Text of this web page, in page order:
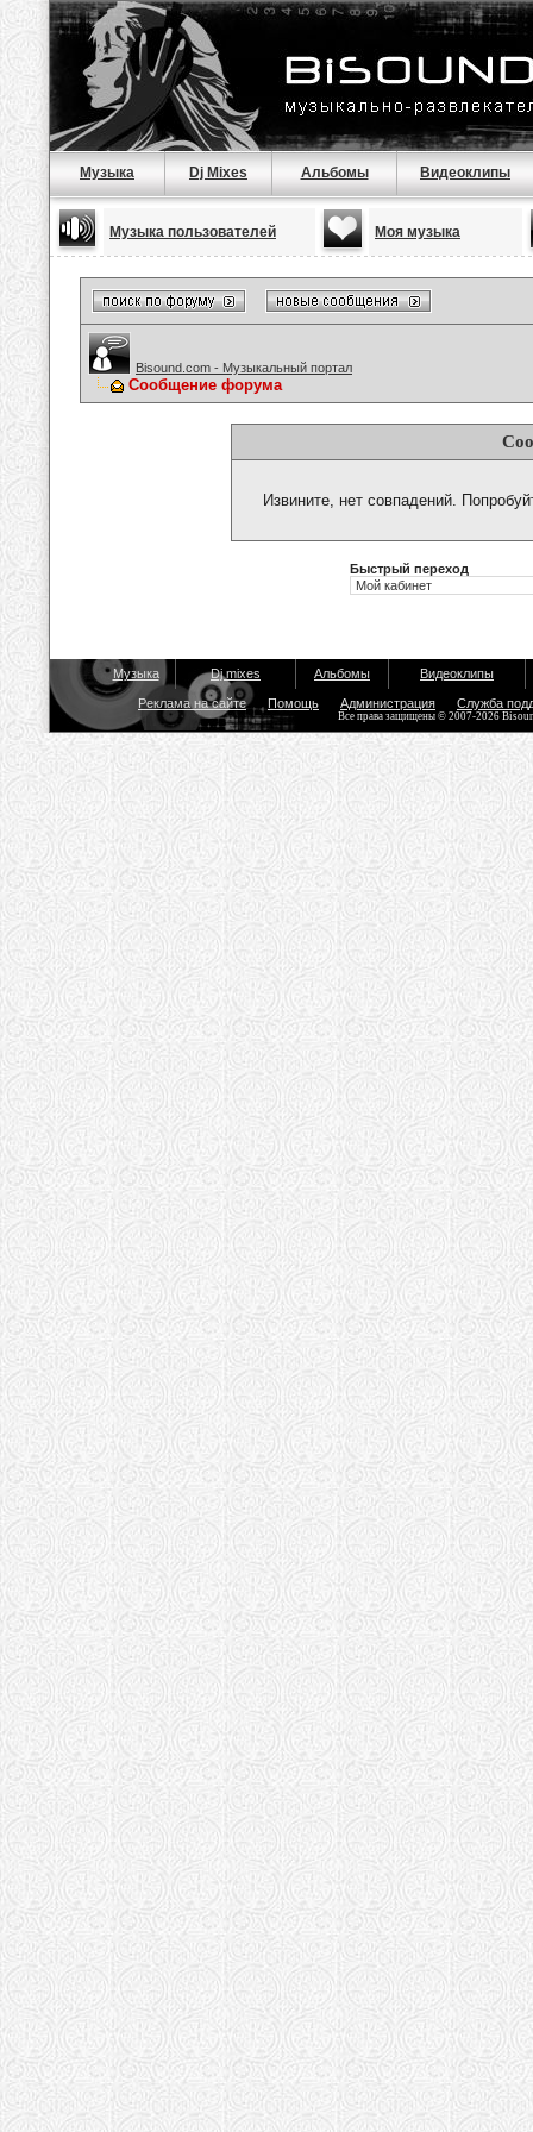
Музыка Dj Mixes Альбомы Видеоклипы
Музыка пользователей Моя музыка
Bisound.com - Музыкальный портал
Сообщение форума
Извините, нет совпадений.
Быстрый переход
Музыка Dj mixes Альбомы Видеоклипы
Реклама на сайте Помощь Администрация Служба
Все права защищены © 2007-2026